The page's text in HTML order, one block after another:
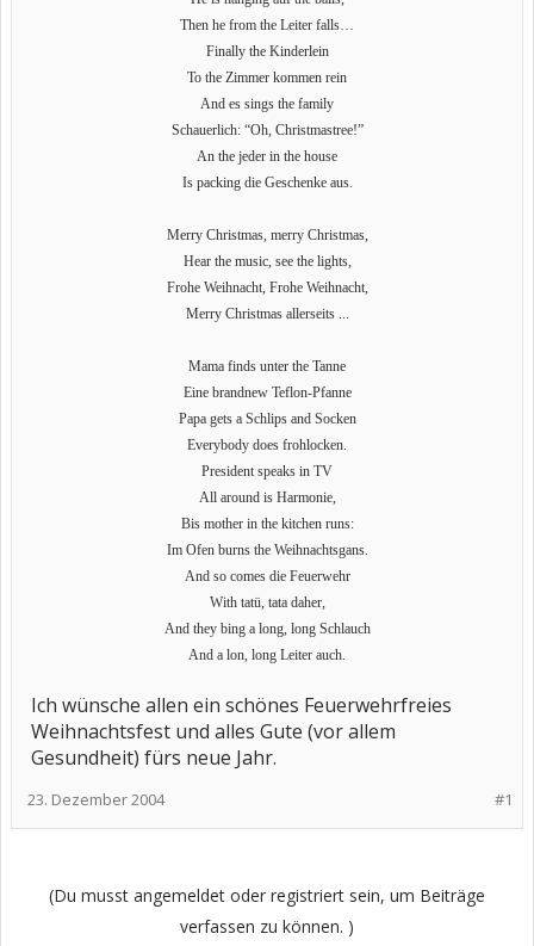
Then he from the Leiter falls…
Finally the Kinderlein
To the Zimmer kommen rein
And es sings the family
Schauerlich: “Oh, Christmastree!”
An the jeder in the house
Is packing die Geschenke aus.
Merry Christmas, merry Christmas,
Hear the music, see the lights,
Frohe Weihnacht, Frohe Weihnacht,
Merry Christmas allerseits ...
Mama finds unter the Tanne
Eine brandnew Teflon-Pfanne
Papa gets a Schlips and Socken
Everybody does frohlocken.
President speaks in TV
All around is Harmonie,
Bis mother in the kitchen runs:
Im Ofen burns the Weihnachtsgans.
And so comes die Feuerwehr
With tatü, tata daher,
And they bing a long, long Schlauch
And a lon, long Leiter auch.
Ich wünsche allen ein schönes Feuerwehrfreies
Weihnachtsfest und alles Gute (vor allem
Gesundheit) fürs neue Jahr.
#1
23. Dezember 2004
(Du musst angemeldet oder registriert sein, um Beiträge
verfassen zu können. )